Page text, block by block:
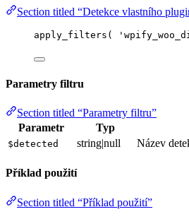
Section titled “Detekce vlastního
apply_filters ( '
Parametry filtru
Section titled “Parametry filtru”
Parametr
Typ
$detected string|null Název
Příklad použití
Section titled “Příklad použití”